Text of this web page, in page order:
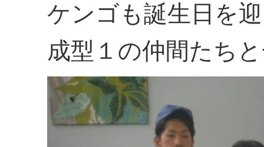
ケンゴも誕生日を
成型１の仲間たち